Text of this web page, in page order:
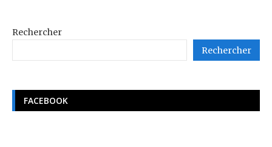
Rechercher
Rechercher
FACEBOOK